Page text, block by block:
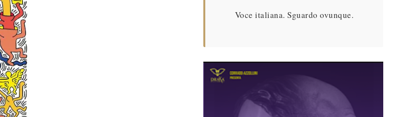
Voce italiana. Sguardo ovunque.